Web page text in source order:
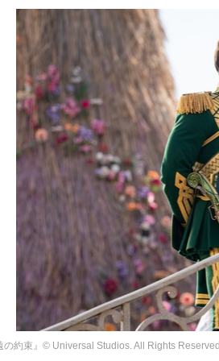
の約束』© Universal Studios. All Rights